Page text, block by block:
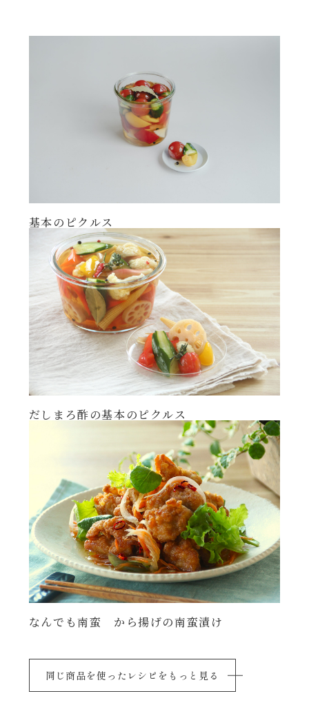
ひなまつり
こどもの日
ハロウィン
運動会
クリスマス
年末年始
ハコネーゼ カルボナーラ
ハコネーゼ イカスミ
ハコネーゼ アラビアータ
ハコネーゼ クリーミーボロネーゼ
基本のピクルス
だしまろ酢の基本のピクルス
なんでも南蛮 から揚げの南蛮漬け
同じ商品を使ったレシピをもっと見る